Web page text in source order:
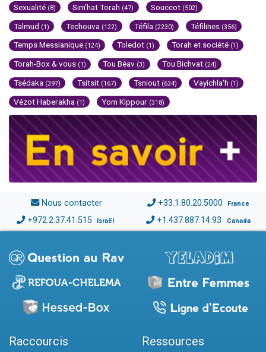
Sexualité (8) Sim'hat Torah (47) Souccot (502)
Talmud (1) Techouva (122) Téfila (2230) Téfilines (356)
Temps Messianique (124) Toledot (1) Torah et société (1)
Torah-Box & vous (1) Tou Béav (3) Tou Bichvat (24)
Tsédaka (397) Tsitsit (167) Tsniout (634) Vayichla'h (1)
Vézot Haberakha (1) Yom Kippour (318)
Nous contacter +33.1.80.20.5000 France
+972.2.37.41.515 Israël +1.437.887.14.93 Canada
Raccourcis Ressources